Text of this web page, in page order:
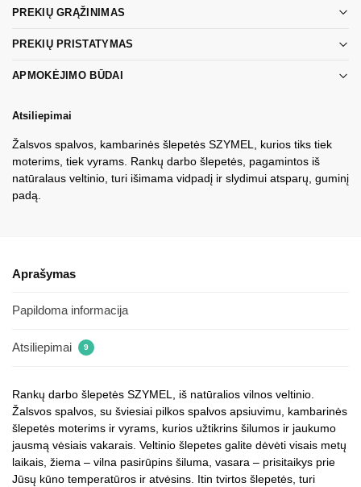
PREKIŲ GRĄŽINIMAS
PREKIŲ PRISTATYMAS
APMOKĖJIMO BŪDAI
Atsiliepimai
Žalsvos spalvos, kambarinės šlepetės SZYMEL, kurios tiks tiek
moterims, tiek vyrams. Rankų darbo šlepetės, pagamintos iš
natūralaus veltinio, turi išimama vidpadį ir slydimui atsparų, guminį
padą.
Aprašymas
Papildoma informacija
Atsiliepimai 9
Rankų darbo šlepetės SZYMEL, iš natūralios vilnos veltinio.
Žalsvos spalvos, su šviesiai pilkos spalvos apsiuvimu, kambarinės
šlepetės moterims ir vyrams, kurios užtikrins šilumos ir jaukumo
jausmą vėsiais vakarais. Veltinio šlepetes galite dėvėti visais metų
laikais, žiema – vilna pasirūpins šiluma, vasara – prisitaikys prie
Jūsų kūno temperatūros ir atvėsins. Itin tvirtos šlepetės, turi